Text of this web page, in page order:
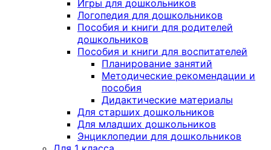
Игры для дошкольников
Логопедия для дошкольников
Пособия и книги для родителей
дошкольников
Пособия и книги для воспитателей
Планирование занятий
Методические рекомендации и
пособия
Дидактические материалы
Для старших дошкольников
Для младших дошкольников
Энциклопедии для дошкольников